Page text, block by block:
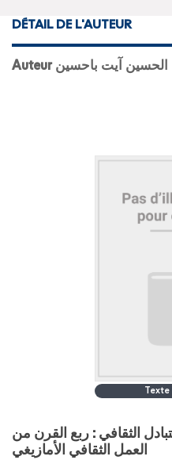
DÉTAIL DE L'AUTEUR
Auteur الحسين آيت باحسين
الثقافي : ربع القرن من
العمل الثقافي الأمازيغي